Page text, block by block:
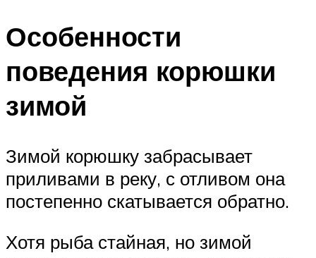
Особенности
поведения корюшки
зимой
Зимой корюшку забрасывает
приливами в реку, с отливом она
постепенно скатывается обратно.
Хотя рыба стайная, но зимой